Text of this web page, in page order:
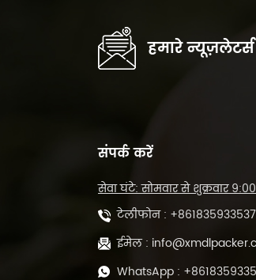
पैकिंग मशीन ML-
2S-818A
हमारे
संपर्क करें
सेवा घंटे: सोमवार से शुक्रवार
टेलीफोन :
ईमेल :
WhatsApp :